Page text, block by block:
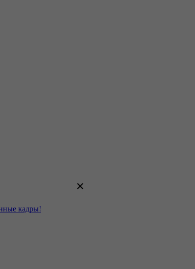
кадры!
×